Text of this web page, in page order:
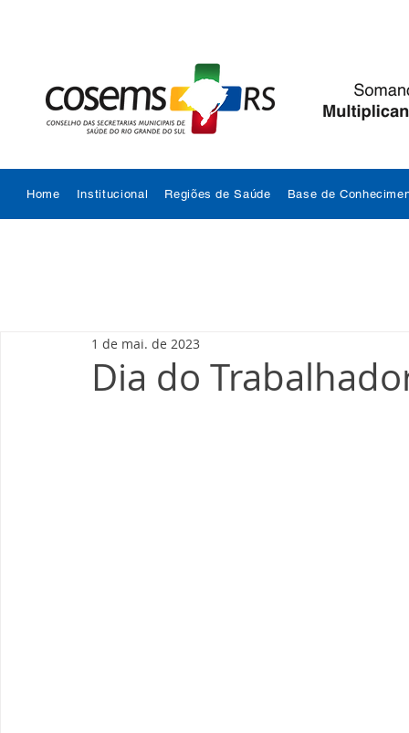
Home Institucional Regiões de Saúde Base de
Dia do
1 de mai. de 2023